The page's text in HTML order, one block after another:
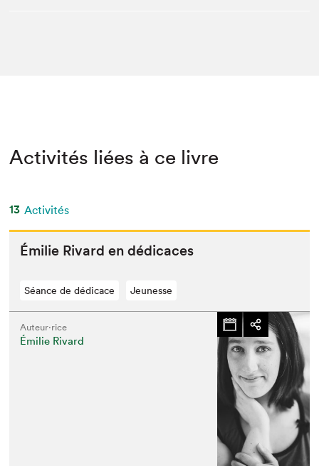
Activités liées à ce livre
13 Activités
Émi­lie Rivard en dédicaces
Séance de dédicace Jeunesse
Auteur·rice
Émilie Rivard